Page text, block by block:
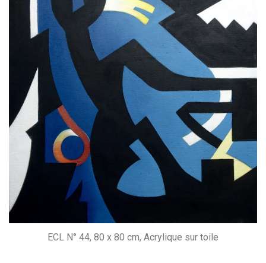
ECL N° 44, 80 x 80 cm, Acrylique sur toile